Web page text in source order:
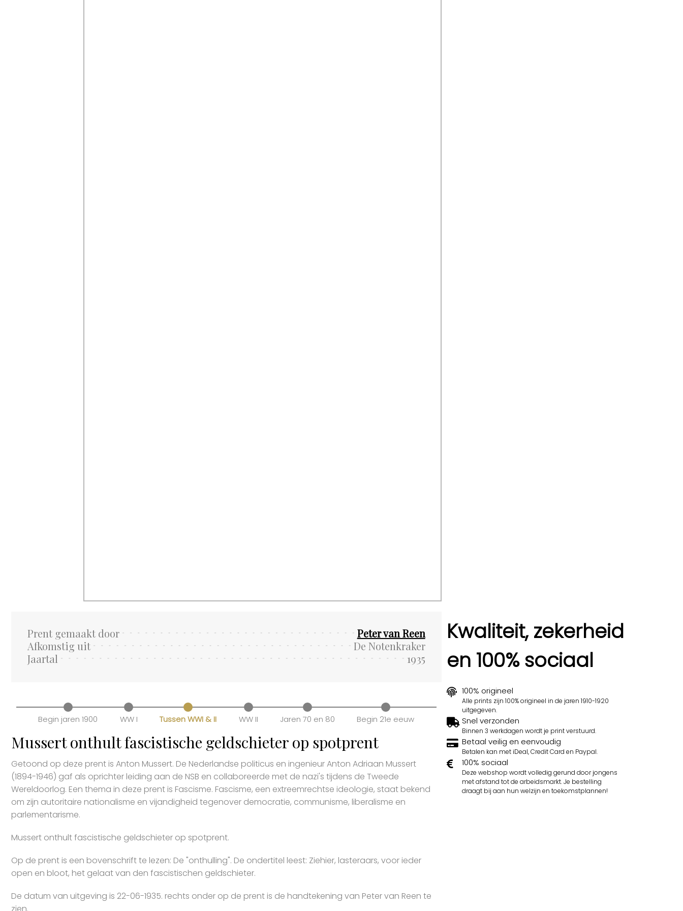
Prent gemaakt door
Peter van Reen
Afkomstig uit
De Notenkraker
Jaartal
1935
Begin jaren 1900 WW I Tussen WWI & II WW II Jaren 70 en 80 Begin 21e eeuw
Mussert onthult fascistische geldschieter op spotprent
Getoond op deze prent is Anton Mussert. De Nederlandse politicus en ingenieur Anton Adriaan Mussert
(1894-1946) gaf als oprichter leiding aan de NSB en collaboreerde met de nazi's tijdens de Tweede
Wereldoorlog. Een thema in deze prent is Fascisme. Fascisme, een extreemrechtse ideologie, staat bekend
om zijn autoritaire nationalisme en vijandigheid tegenover democratie, communisme, liberalisme en
parlementarisme.
Mussert onthult fascistische geldschieter op spotprent.
Op de prent is een bovenschrift te lezen: De "onthulling". De ondertitel leest: Ziehier, lasteraars, voor ieder
open en bloot, het gelaat van den fascistischen geldschieter.
De datum van uitgeving is 22-06-1935. rechts onder op de prent is de handtekening van Peter van Reen te
Kwaliteit, zekerheid
en 100% sociaal
100% origineel
Alle prints zijn 100% origineel in de jaren 1910-1920
uitgegeven.
Snel verzonden
Binnen 3 werkdagen wordt je print verstuurd.
Betaal veilig en eenvoudig
Betalen kan met iDeal, Credit Card en Paypal.
100% sociaal
Deze webshop wordt volledig gerund door jongens
met afstand tot de arbeidsmarkt. Je bestelling
draagt bij aan hun welzijn en toekomstplannen!